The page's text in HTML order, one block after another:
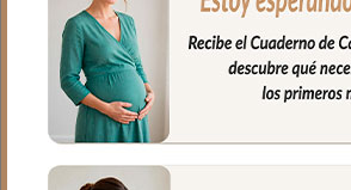
—ORGANIZADOR XL Provenza
Tulipán Marrón (38 × 27 × 12 cm) —
la mamá que necesita tenerlo todo a
mano al instante. Asa larga en el
Bolsillo exterior para el acceso rápido